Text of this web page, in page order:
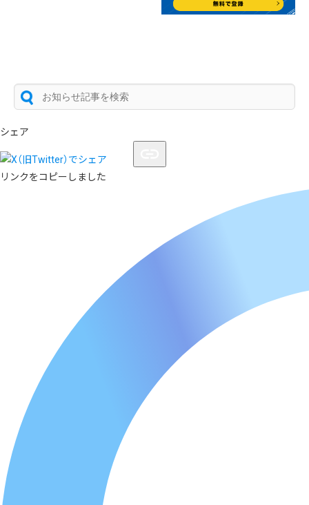
シェア
リンクをコピーしました